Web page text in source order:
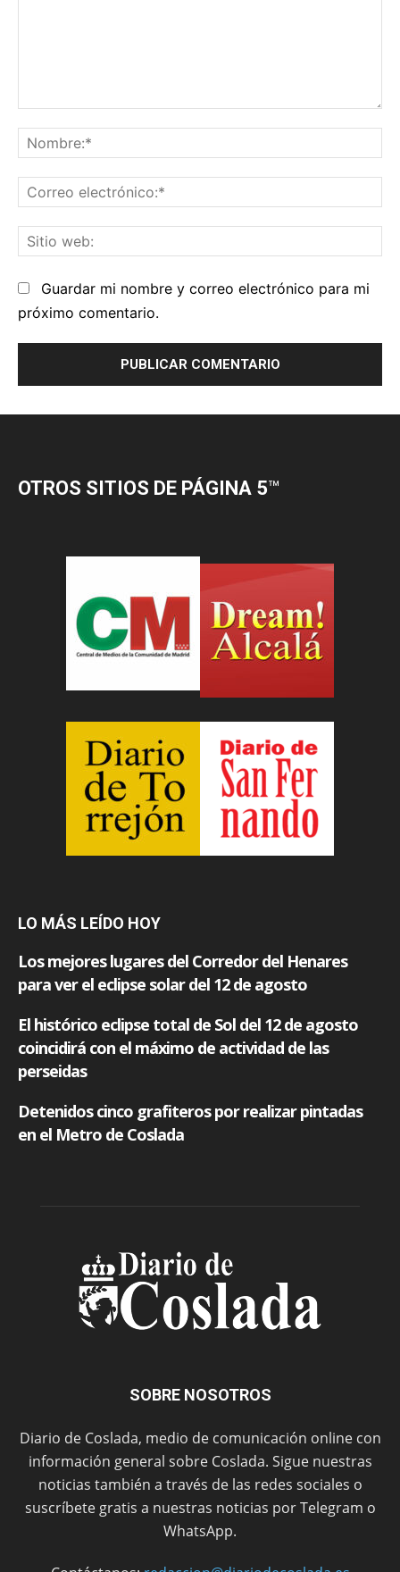
OTROS SITIOS DE PÁGINA 5™
LO MÁS LEÍDO HOY
SOBRE NOSOTROS
Diario de Coslada, medio de comunicación online con
información general sobre Coslada. Sigue nuestras
noticias también a través de las redes sociales o
suscríbete gratis a nuestras noticias por Telegram o
WhatsApp.